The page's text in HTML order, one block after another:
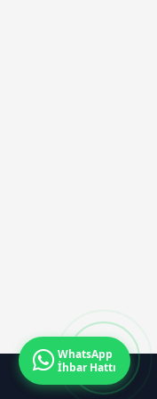
WhatsApp
İhbar Hattı